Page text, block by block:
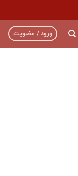
ورود / عضویت